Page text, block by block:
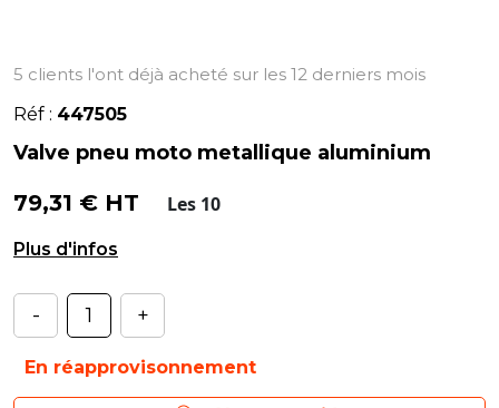
5 clients l'ont déjà acheté sur les 12 derniers mois
Réf : 447505
Valve pneu moto metallique aluminium
79,31 € HT Les 10
Aluminium Serrage : 12/15 Nm.
- +
En réapprovisonnement